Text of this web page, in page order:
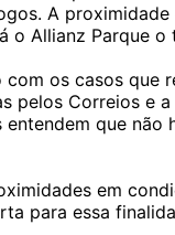
A
o Allianz Parque
os casos que
pelos Correios e
que
em
para essa